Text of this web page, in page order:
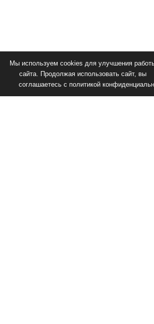
Мы используем cookies для улучшения
сайта. Продолжая использовать сайт, вы
соглашаетесь с политикой